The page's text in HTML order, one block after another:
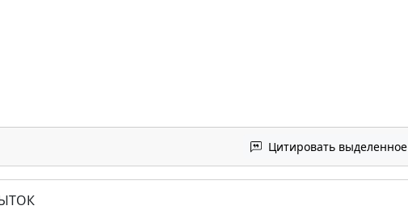
Цитировать выделенное